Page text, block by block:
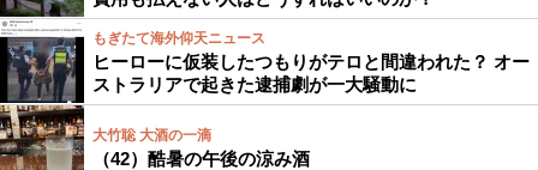
もぎたて海外仰天ニュース
ヒーローに仮装したつもりがテロと間違われた？ オー
ストラリアで起きた逮捕劇が一大騒動に
大竹聡 大酒の一滴
（42）酷暑の午後の涼み酒